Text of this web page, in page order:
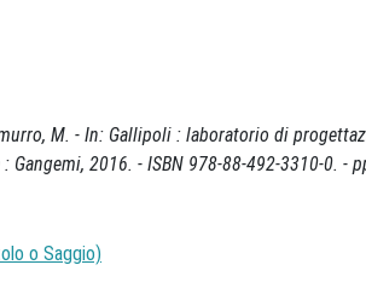
M. - In: Gallipoli : laboratorio di
Gangemi, 2016. - ISBN 978-88-492-3310-0. -
o Saggio)